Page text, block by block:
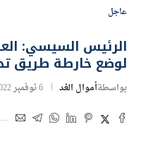
عاجل
الرئيس السيسي:
لوضع خارطة طریق
بواسطةأموال الغد 6 نوفمبر 2022 | 1:43 م